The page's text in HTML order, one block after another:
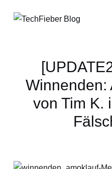
Winnenden:
von Tim K.